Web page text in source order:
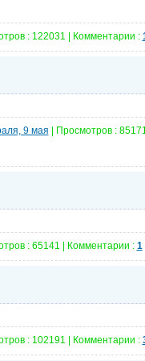
: 122031 | Комментарии :
9 мая | Просмотров : 85171
: 65141 | Комментарии : 1
: 102191 | Комментарии :